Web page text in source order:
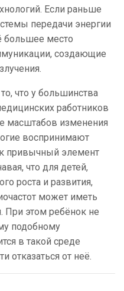
Если раньше
передачи энергии
большее место
создающие
что у большинства
работников
масштабов изменения
воспринимают
привычный элемент
что для детей,
роста и развития,
может иметь
При этом ребёнок не
подобному
в такой среде
отказаться от неё.